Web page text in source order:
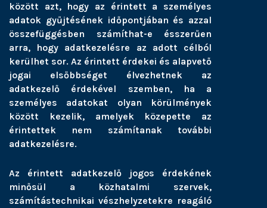
között azt, hogy az érintett a személyes
adatok gyűjtésének időpontjában és azzal
összefüggésben számíthat-e ésszerűen
arra, hogy adatkezelésre az adott célból
kerülhet sor. Az érintett érdekei és alapvető
jogai elsőbbséget élvezhetnek az
adatkezelő érdekével szemben, ha a
személyes adatokat olyan körülmények
között kezelik, amelyek közepette az
érintettek nem számítanak további
adatkezelésre.
Az érintett adatkezelő jogos érdekének
minősül a közhatalmi szervek,
számítástechnikai vészhelyzetekre reagáló